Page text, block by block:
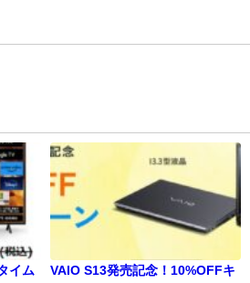
イム
VAIO S13発売記念！10%OFFキ